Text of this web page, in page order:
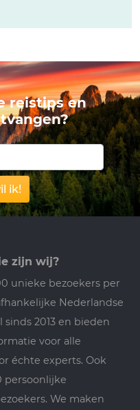
reistips en
ik!
zijn wij?
unieke bezoekers per
Nederlandse
2013 en bieden
voor alle
échte experts. Ook
persoonlijke
We maken